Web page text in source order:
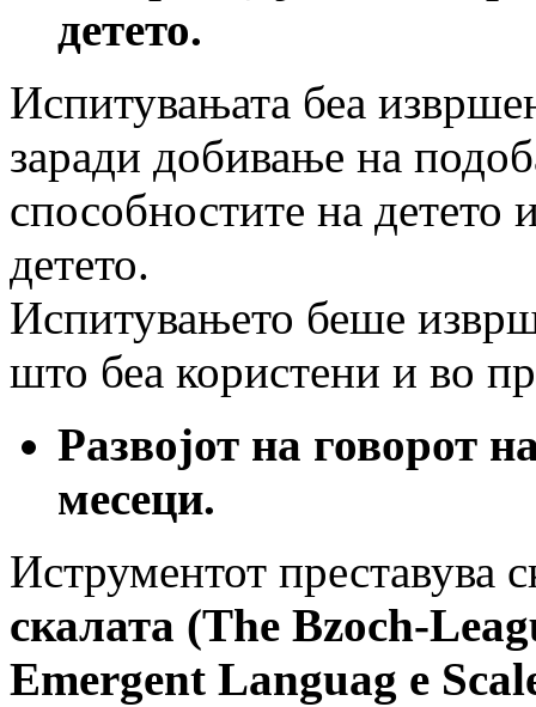
детето.
Испитувањата беа
заради добивање на
способностите на детето
детето.
Испитувањето беше
што беа користени и во
Развојот на говорот
месеци.
Иструментот преставува
скалата (The Bzoch-
Emergent Languag e